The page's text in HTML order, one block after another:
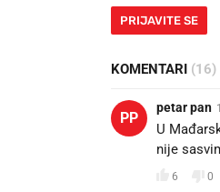
PRIJAVITE SE
KOMENTARI (16)
PP
petar pan
U
nije
6 0